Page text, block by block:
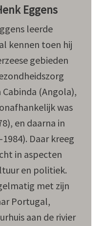
Eggens
leerde
kennen toen hij
gebieden
(Angola),
was
en daarna in
Daar kreeg
in aspecten
en politiek.
met zijn
Portugal,
aan de rivier